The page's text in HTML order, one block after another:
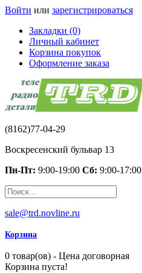
Войти или зарегистрироваться
Закладки (0)
Личный кабинет
Корзина покупок
Оформление заказа
(8162)77-04-29
Воскресенский бульвар 13
Пн-Пт: 9:00-19:00 Сб: 9:00-17:00
sale@trd.novline.ru
Корзина
0 товар(ов) - Цена договорная
Корзина пуста!